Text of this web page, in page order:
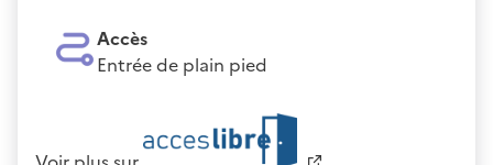
Accès
Entrée de plain pied